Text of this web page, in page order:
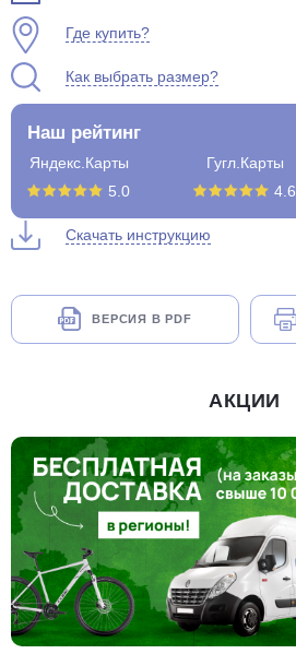
Где купить?
Как выбрать размер?
Наш рейтинг
Яндекс.Карты
5.0
Гугл.Карты
4.6
Скачать инструкцию
ВЕРСИЯ В PDF
АКЦИИ